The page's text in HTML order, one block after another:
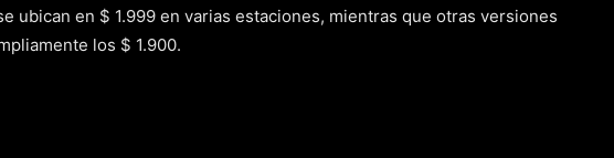
ubican en $ 1.999 en varias estaciones, mientras que otras versiones
los $ 1.900.